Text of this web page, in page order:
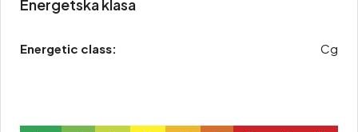
Energetska klasa
Energetic class: Cg